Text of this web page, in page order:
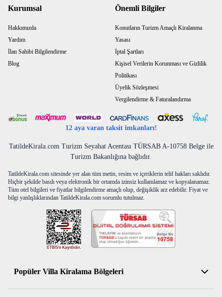
Kurumsal
Hakkımızda
Yardım
İlan Sahibi Bilgilendirme
Blog
Önemli Bilgiler
Konutların Turizm Amaçlı Kiralanma
Yasası
İptal Şartları
Kişisel Verilerin Korunması ve Gizlilik
Politikası
Üyelik Sözleşmesi
Vergilendirme & Faturalandırma
12 aya varan taksit imkanları!
TatildeKirala.com Turizm Seyahat Acentası TÜRSAB A-10758 Belge ile
Turizm Bakanlığına bağlıdır.
TatildeKirala.com sitesinde yer alan tüm metin, resim ve içeriklerin telif hakları saklıdır.
Hiçbir şekilde basılı veya elektronik bir ortamda izinsiz kullanılamaz ve kopyalanamaz.
Tüm otel bilgileri ve fiyatlar bilgilendirme amaçlı olup, değişiklik arz edebilir. Fiyat ve
bilgi yanlışlıklarından TatildeKirala.com sorumlu tutulmaz.
Popüler Villa Kiralama Bölgeleri
Antalya Kiralık Villa